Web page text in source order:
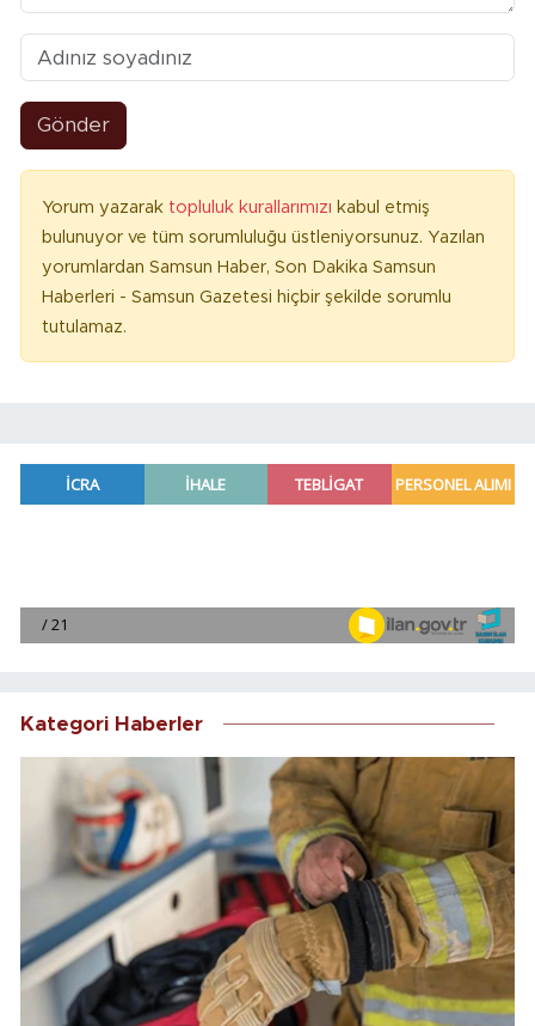
Gönder
Yorum yazarak topluluk kurallarımızı kabul etmiş
bulunuyor ve tüm sorumluluğu üstleniyorsunuz. Yazılan
yorumlardan Samsun Haber, Son Dakika Samsun
Haberleri - Samsun Gazetesi hiçbir şekilde sorumlu
tutulamaz.
Kategori Haberler